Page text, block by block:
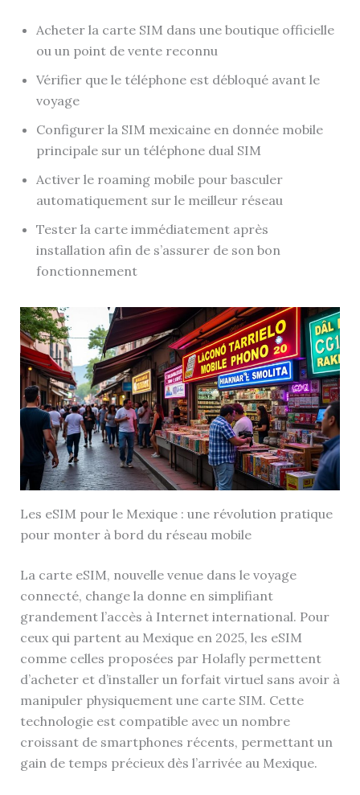
Acheter la carte SIM dans une boutique officielle
ou un point de vente reconnu
Vérifier que le téléphone est débloqué avant le
voyage
Configurer la SIM mexicaine en donnée mobile
principale sur un téléphone dual SIM
Activer le roaming mobile pour basculer
automatiquement sur le meilleur réseau
Tester la carte immédiatement après
installation afin de s’assurer de son bon
fonctionnement
Les eSIM pour le Mexique : une révolution pratique
pour monter à bord du réseau mobile
La carte eSIM, nouvelle venue dans le voyage
connecté, change la donne en simplifiant
grandement l’accès à Internet international. Pour
ceux qui partent au Mexique en 2025, les eSIM
comme celles proposées par Holafly permettent
d’acheter et d’installer un forfait virtuel sans avoir à
manipuler physiquement une carte SIM. Cette
technologie est compatible avec un nombre
croissant de smartphones récents, permettant un
gain de temps précieux dès l’arrivée au Mexique.